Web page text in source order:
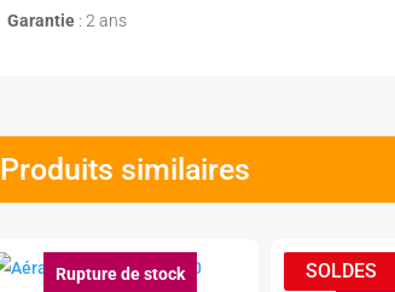
Garantie : 2 ans
Produits similaires
Rupture de stock